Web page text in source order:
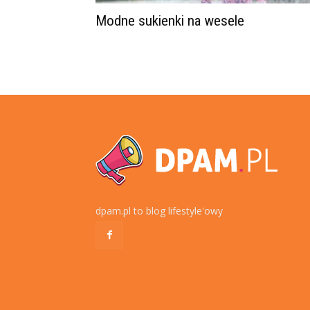
Modne sukienki na wesele
dpam.pl to blog lifestyle'owy